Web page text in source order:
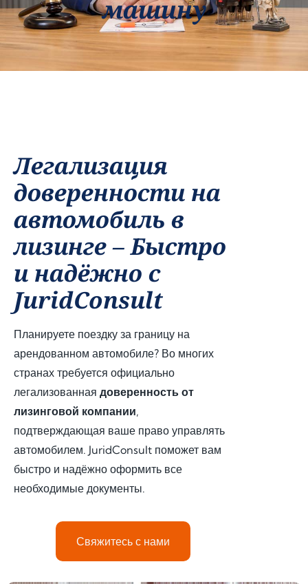
машину
Легализация
доверенности на
автомобиль в
лизинге – Быстро
и надёжно с
JuridConsult
Планируете поездку за границу на
арендованном автомобиле? Во многих
странах требуется официально
легализованная доверенность от
лизинговой компании,
подтверждающая ваше право управлять
автомобилем. JuridConsult поможет вам
быстро и надёжно оформить все
необходимые документы.
Свяжитесь с нами